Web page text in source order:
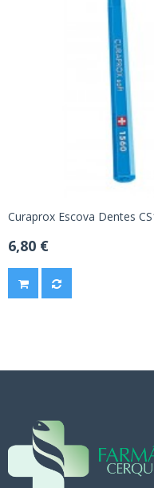
Curaprox Escova Dentes
6,80 €